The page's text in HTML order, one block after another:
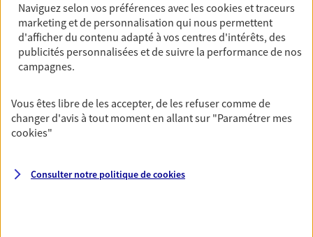
Cédric Olivier
Agent Général d'assurance exclusif AXA
France
32 Av Du Marechal Foch, 78630 Orgeval
Ouvre le 10 août à 09:00
NOUS CONTACTER
Naviguez selon vos préférences avec lescookies et traceurs
marketing et de personnalisation qui nous permettent
d'afficher du contenu adapté à vos centres d'intérêts, des
publicités personnalisées et de suivre la performance de nos
campagnes.
Vous êtes libre de les accepter, de les refuser comme de
changer d'avis à tout moment en allant sur "Paramétrer mes
cookies"
Consulter notre politique decookies